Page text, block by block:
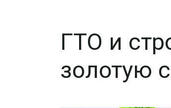
ГТО и
золотую